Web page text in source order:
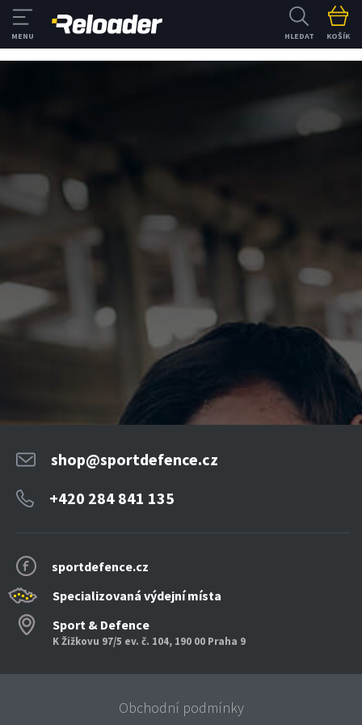
HLEDAT KOŠÍK
sportdefence.cz
Specializovaná výdejní místa
Sport & Defence
K Žižkovu 97/5 ev. č. 104, 190 00 Praha 9
shop@sportdefence.cz
+420 284 841 135
Obchodní podmínky